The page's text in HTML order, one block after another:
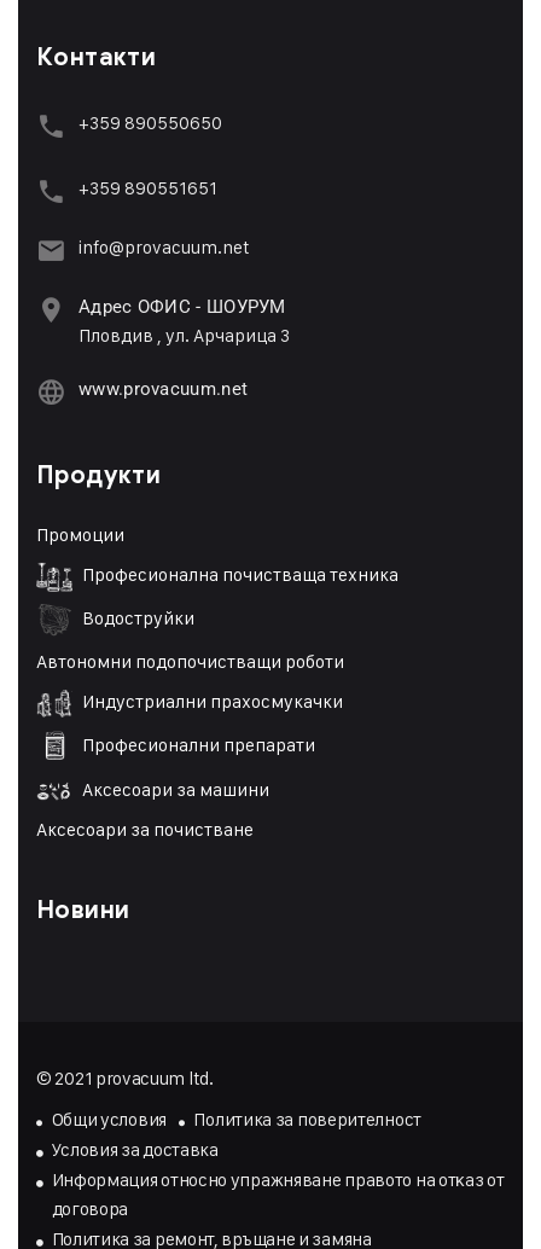
Контакти
+359 890550650
+359 890551651
info@provacuum.net
Адрес ОФИС - ШОУРУМ
Пловдив , ул. Арчарица 3
www.provacuum.net
Продукти
Промоции
Професионална почистваща техника
Водоструйки
Автономни подопочистващи роботи
Индустриални прахосмукачки
Професионални препарати
Аксесоари за машини
Аксесоари за почистване
Новини
© 2021 provacuum ltd.
Общи условия
Политика за поверителност
Условия за доставка
Инфopмaция oтнocнo yпpaжнявaнe пpaвoтo нa oтĸaз oт
дoгoвopa
Политика за ремонт, връщане и замяна